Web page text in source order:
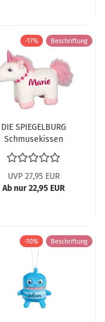
-17% Beschriftung
DIE SPIEGELBURG
Schmusekissen
Rosalie - Prinzessin
Lillifee 23392
UVP 27,95 EUR
Ab nur 22,95 EUR
-10% Beschriftung